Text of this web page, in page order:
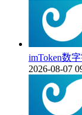
imToken数
2026-08-07